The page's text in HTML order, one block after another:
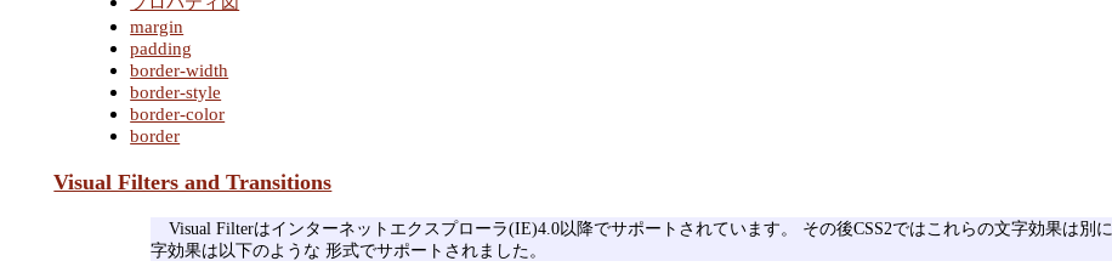
margin
padding
border-width
border-style
border-color
border
Visual Filters and Transitions
Visual Filterはインターネットエクスプローラ(IE)4.0以降でサポートされています。 その後CSS2ではこれらの文字効果は別
字効果は以下のような 形式でサポートされました。